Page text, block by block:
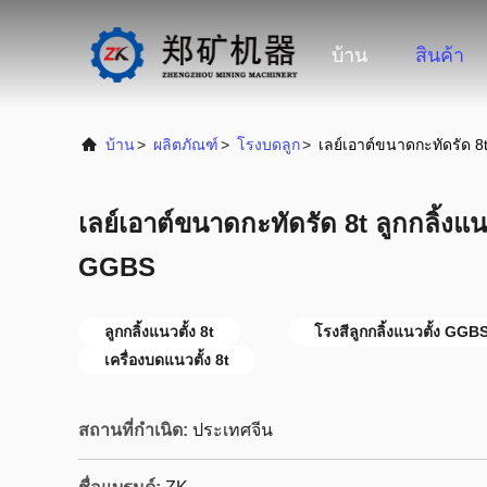
บ้าน สินค้า
บ้าน> ผลิตภัณฑ์> โรงบดลูก> เลย์เอาต์ขนาดกะทัดรัด
เลย์เอาต์ขนาดกะทัดรัด 8t ลูกกลิ้งแ
GGBS
ลูกกลิ้งแนวตั้ง 8t
โรงสีลูกกลิ้งแนวตั้ง
เครื่องบดแนวตั้ง 8t
สถานที่กำเนิด: ประเทศจีน